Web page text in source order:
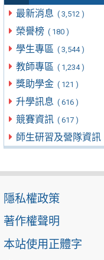
最新消息 ( 3,512 )
榮譽榜 ( 180 )
學生專區 ( 3,544 )
教師專區 ( 1,234 )
獎助學金 ( 121 )
升學訊息 ( 616 )
競賽資訊 ( 617 )
師生研習及營隊資訊
隱私權政策
著作權聲明
本站使用正體字